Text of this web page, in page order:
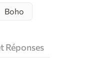
Boho
Réponses